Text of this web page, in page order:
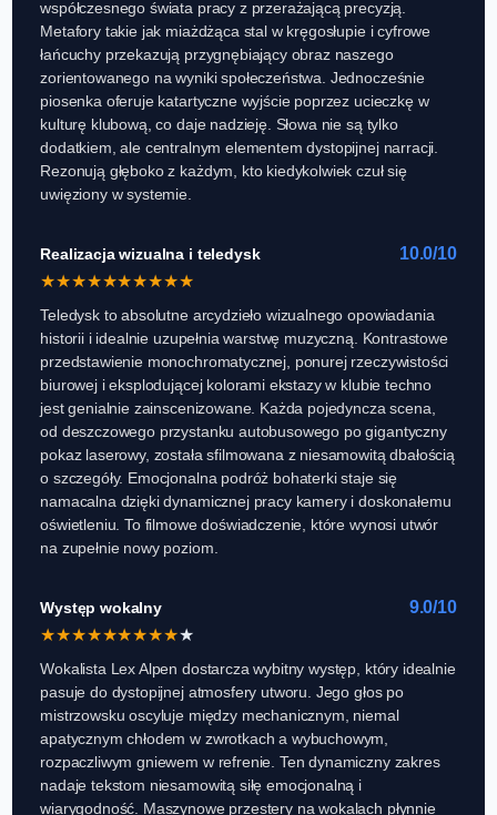
współczesnego świata pracy z przerażającą precyzją.
Metafory takie jak miażdżąca stal w kręgosłupie i cyfrowe
łańcuchy przekazują przygnębiający obraz naszego
zorientowanego na wyniki społeczeństwa. Jednocześnie
piosenka oferuje katartyczne wyjście poprzez ucieczkę w
kulturę klubową, co daje nadzieję. Słowa nie są tylko
dodatkiem, ale centralnym elementem dystopijnej narracji.
Rezonują głęboko z każdym, kto kiedykolwiek czuł się
uwięziony w systemie.
Realizacja wizualna i teledysk
10.0/10
★★★★★★★★★★
Teledysk to absolutne arcydzieło wizualnego opowiadania
historii i idealnie uzupełnia warstwę muzyczną. Kontrastowe
przedstawienie monochromatycznej, ponurej rzeczywistości
biurowej i eksplodującej kolorami ekstazy w klubie techno
jest genialnie zainscenizowane. Każda pojedyncza scena,
od deszczowego przystanku autobusowego po gigantyczny
pokaz laserowy, została sfilmowana z niesamowitą dbałością
o szczegóły. Emocjonalna podróż bohaterki staje się
namacalna dzięki dynamicznej pracy kamery i doskonałemu
oświetleniu. To filmowe doświadczenie, które wynosi utwór
na zupełnie nowy poziom.
Występ wokalny
9.0/10
★★★★★★★★★★
Wokalista Lex Alpen dostarcza wybitny występ, który idealnie
pasuje do dystopijnej atmosfery utworu. Jego głos po
mistrzowsku oscyluje między mechanicznym, niemal
apatycznym chłodem w zwrotkach a wybuchowym,
rozpaczliwym gniewem w refrenie. Ten dynamiczny zakres
nadaje tekstom niesamowitą siłę emocjonalną i
wiarygodność. Maszynowe przestery na wokalach płynnie